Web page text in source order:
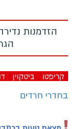
הזדמנות
קריפטו ביטקוין
בחדרי חרדים